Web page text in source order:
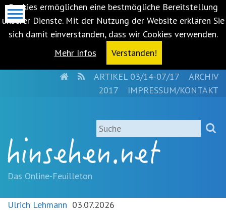
Cookies ermöglichen eine bestmögliche Bereitstellung
unserer Dienste. Mit der Nutzung der Website erklären Sie
sich damit einverstanden, dass wir Cookies verwenden.
Mehr Infos
Verstanden!
springen
(Accesskey
'1')Zur
springen
HOMERSSARTIKEL 03/14-07/17
ARCHIV
2017
IMPRESSUM/KONTAKT
Suche
Das Online-Feuilleton
Ulrich Lehmann 03.07.2026